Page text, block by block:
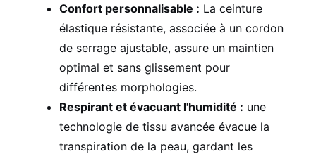
Confort personnalisable : La ceinture
élastique résistante, associée à un cordon
de serrage ajustable, assure un maintien
optimal et sans glissement pour
différentes morphologies.
Respirant et évacuant l'humidité : une
technologie de tissu avancée évacue la
transpiration de la peau, gardant les